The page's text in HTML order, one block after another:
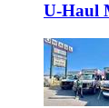
U-Haul